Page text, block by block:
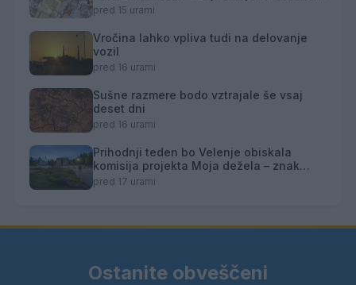
toplotne energije
pred 15 urami
Vročina lahko vpliva tudi na delovanje
vozil
pred 16 urami
Sušne razmere bodo vztrajale še vsaj
deset dni
pred 16 urami
Prihodnji teden bo Velenje obiskala
komisija projekta Moja dežela – znak
gostoljubnosti
pred 17 urami
Ostanite obveščeni